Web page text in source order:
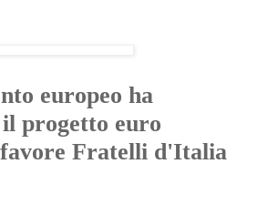
europeo ha
progetto euro
Fratelli d'Italia